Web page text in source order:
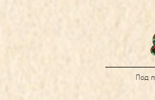
Под